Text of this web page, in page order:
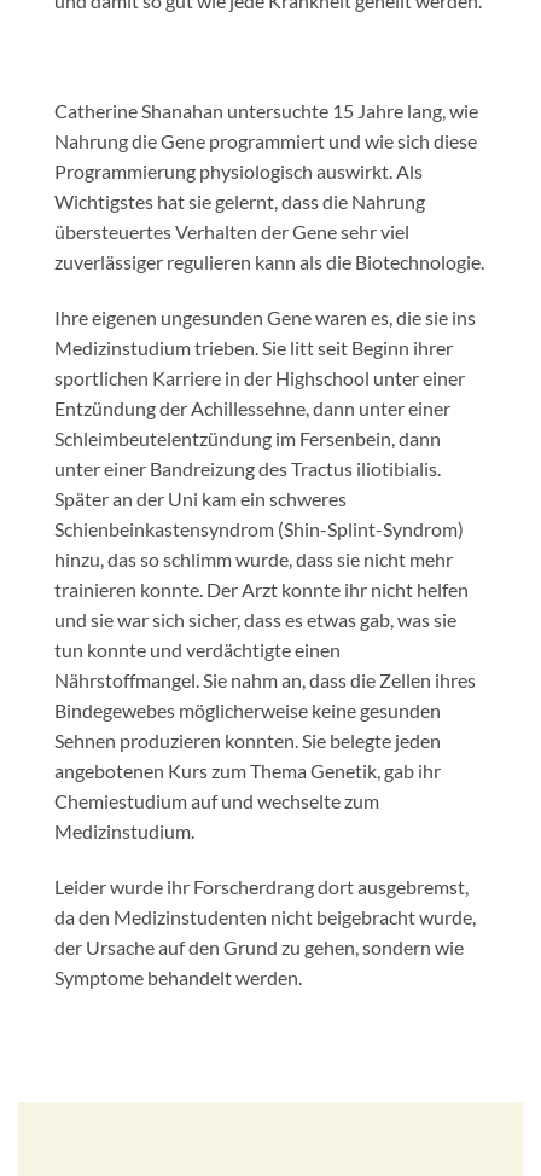
Catherine Shanahan untersuchte 15 Jahre lang, wie
Nahrung die Gene programmiert und wie sich diese
Programmierung physiologisch auswirkt. Als
Wichtigstes hat sie gelernt, dass die Nahrung
übersteuertes Verhalten der Gene sehr viel
zuverlässiger regulieren kann als die Biotechnologie.
Ihre eigenen ungesunden Gene waren es, die sie ins
Medizinstudium trieben. Sie litt seit Beginn ihrer
sportlichen Karriere in der Highschool unter einer
Entzündung der Achillessehne, dann unter einer
Schleimbeutelentzündung im Fersenbein, dann
unter einer Bandreizung des Tractus iliotibialis.
Später an der Uni kam ein schweres
Schienbeinkastensyndrom (Shin-Splint-Syndrom)
hinzu, das so schlimm wurde, dass sie nicht mehr
trainieren konnte. Der Arzt konnte ihr nicht helfen
und sie war sich sicher, dass es etwas gab, was sie
tun konnte und verdächtigte einen
Nährstoffmangel. Sie nahm an, dass die Zellen ihres
Bindegewebes möglicherweise keine gesunden
Sehnen produzieren konnten. Sie belegte jeden
angebotenen Kurs zum Thema Genetik, gab ihr
Chemiestudium auf und wechselte zum
Medizinstudium.
Leider wurde ihr Forscherdrang dort ausgebremst,
da den Medizinstudenten nicht beigebracht wurde,
der Ursache auf den Grund zu gehen, sondern wie
Symptome behandelt werden.